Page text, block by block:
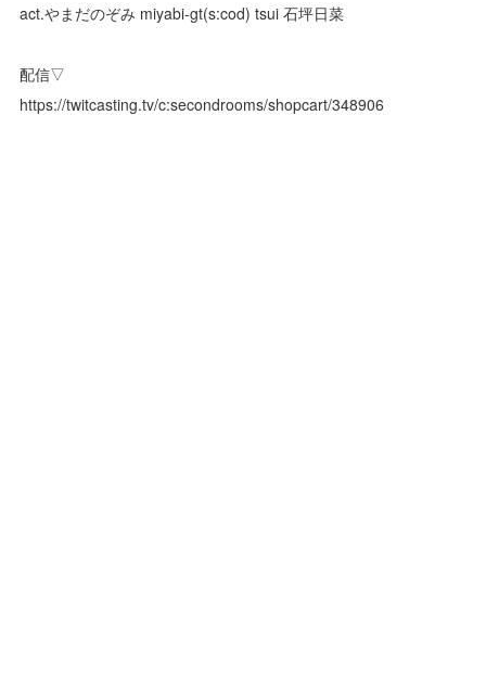
act.やまだのぞみ miyabi-gt(s:cod) tsui 石坪日菜
配信▽
https://twitcasting.tv/c:secondrooms/shopcart/348906